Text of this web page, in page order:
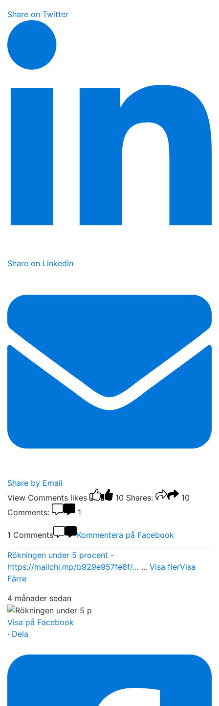
Share on Twitter
Share on LinkedIn
Share by Email
View Comments likes 10 Shares:
10
Comments:
1
1 Comments Kommentera på Facebook
Rökningen under 5 procent -
https://mailchi.mp/b929e957fe6f/… ... Visa flerVisa
Färre
4 månader sedan
Visa på Facebook
· Dela